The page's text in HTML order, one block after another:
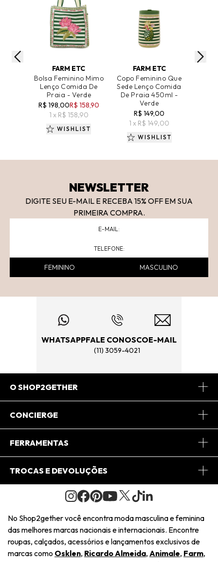
FARM ETC
Bolsa Feminino Mimo
Lenço Comida De
Praia - Verde
R$ 198,00R$ 158,90
1 x R$ 158,90
WISHLIST
FARM ETC
Copo Feminino Que
Sede Lenço Comida
De Praia 450ml -
Verde
R$ 149,00
1 x R$ 149,00
WISHLIST
NEWSLETTER
DIGITE SEU E-MAIL E RECEBA 15% OFF EM SUA
PRIMEIRA COMPRA.
FEMININO MASCULINO
WHATSAPPFALE CONOSCO
(11) 3059-4021
E-MAIL
O SHOP2GETHER
Sobre Nós
Journal
Saiu na Mídia
Sustentabilidade
CONCIERGE
Central de Relacionamento
Regulamento e Promoções
FERRAMENTAS
Minha Conta
Pedido de Presente
Wishlist
TROCAS E DEVOLUÇÕES
Condições Gerais
Troca Fácil
Restituição de Pagamento
No Shop2gether você encontra moda masculina e feminina
das melhores marcas nacionais e internacionais. Encontre
roupas, calçados, acessórios e lançamentos exclusivos de
marcas como Osklen, Ricardo Almeida, Animale, Farm,